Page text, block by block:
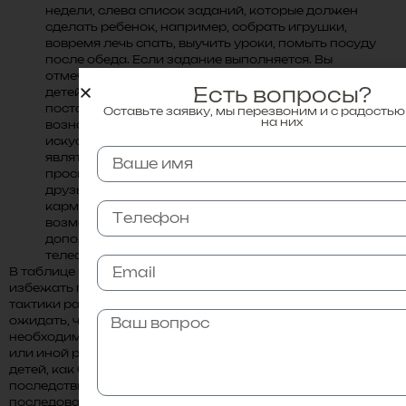
недели, слева список заданий, которые должен
сделать ребенок, например, собрать игрушки,
вовремя лечь спать, выучить уроки, помыть посуду
после обеда. Если задание выполняется. Вы
отмечаете его в календаре в виде наклейки (для
детей от 4 – х до 9 – ти лет) и оценкой (для детей
постарше). После выполнения всех заданий нужно
вознаградить ребенка. Возможными
искусственными видами вознаграждений могут
являться: маленькая игрушка, поход в магазин,
просмотр мультфильма/фильма, ночевка с
друзьями, возможность поиграть с родителями,
карманные деньги, завтрак в кровати, новая игра,
возможность подольше погулять, позже лечь спать,
дополнительное время за компьютером/планшетом/
телефоном, приглашение друга домой и другое.
В таблице не должно быть много заданий (до 5), чтобы
избежать путаницы. Для того, чтобы вышеперечисленные
тактики работали – устройте репетицию. Не стоит
ожидать, что дети с первого раза усвоят правила. Детям
необходимо видеть, ощущать и помнить, как устроен тот
или иной распорядок. Проговорите заранее, что ожидает
детей, как будут выглядеть новые правила, каковы будут
последствия. Помните о том, что регулярность, терпение,
последовательность, предсказуемость — это ваши
Есть вопросы?
Оставьте заявку, мы перезвоним и с
на них